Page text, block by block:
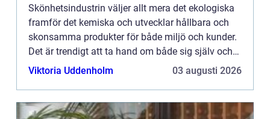
Skönhetsindustrin väljer allt mera det ekologiska
framför det kemiska och utvecklar hållbara och
skonsamma produkter för både miljö och kunder.
Det är trendigt att ta hand om både sig själv och
pla...
Viktoria Uddenholm 03 augusti 2026